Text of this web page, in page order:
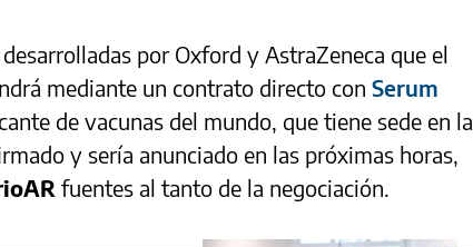
por Oxford y AstraZeneca que el
mediante un contrato directo con Serum
de vacunas del mundo, que tiene sede en la
y sería anunciado en las próximas horas,
fuentes al tanto de la negociación.